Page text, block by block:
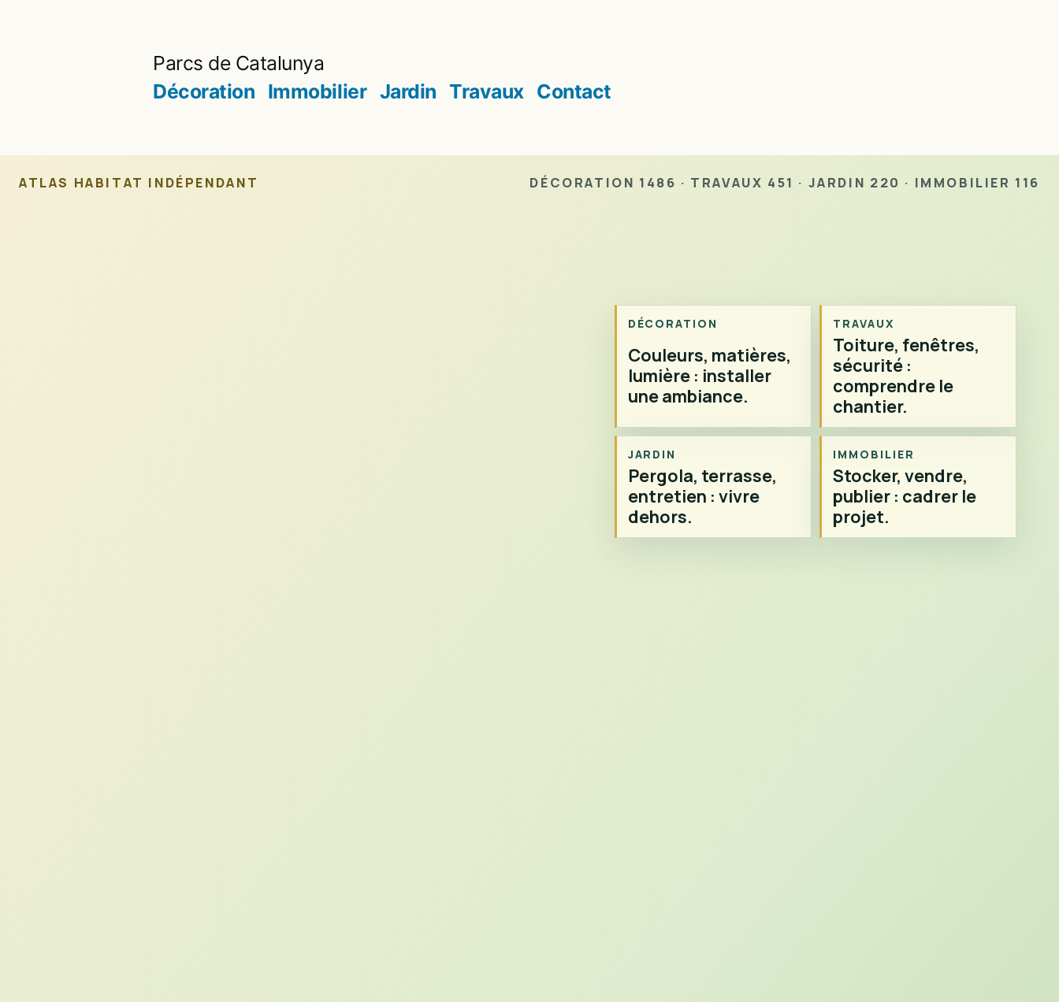
Parcs de Catalunya
Décoration Immobilier Jardin Travaux Contact
DÉCORATION
Couleurs, matières,
lumière : installer
une ambiance.
TRAVAUX
Toiture, fenêtres,
sécurité :
comprendre le
chantier.
JARDIN
Pergola, terrasse,
entretien : vivre
dehors.
IMMOBILIER
Stocker, vendre,
publier : cadrer le
projet.
ATLAS HABITAT INDÉPENDANT DÉCORATION 1486 · TRAVAUX 451 · JARDIN 220 · IMMOBILIER 116